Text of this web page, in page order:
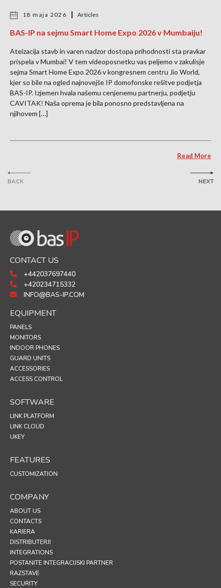
BACK
18 maja 2026 Articles
BAS-IP na sejmu Smart Home Expo 2026 v Mumbaiju!
Ateizacija stavb in varen nadzor dostopa prihodnosti sta pravkar
prispela v Mumbai! V tem videoposnetku vas peljemo v zakulisje
sejma Smart Home Expo 2026 v kongresnem centru Jio World,
kjer so bile na ogled najnovejše IP domofonske rešitve podjetja
BAS-IP. Izjemen hvala našemu cenjenemu partnerju, podjetju
CAVITAK! Naša oprema je bila ponosno predstavljena na
njihovem […]
Read More
NEXT
CONTACT US
+442037697440
+420234715332
INFO@BAS-IP.COM
EQUIPMENT
PANELS
MONITORS
INDOOR PHONES
GUARD UNITS
ACCESSORIES
ACCESS CONTROL
SOFTWARE
LINK PLATFORM
LINK CLOUD
UKEY
FEATURES
CUSTOMIZATION
COMPANY
ABOUT US
CONTACTS
KARIERA
DISTRIBUTERJI
INTEGRATIONS
POSTANITE INTEGRACIJSKI PARTNER
RAZSTAVE
SECURITY